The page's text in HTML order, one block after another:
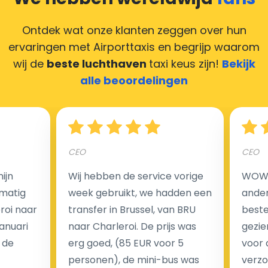
maken door uw feedback achter te laten en wij
zorgen ervoor dat uw chauffeur deze krijgt.
Hoeveel kost een luchthaven taxi transfer in
Een van de meest aantrekkelijke voordelen van
luchthaventaxi's is een vast tarief voor uw rit. In
tegenstelling tot traditionele taxi's met taxameter
brengen wij u geen extra kosten in rekening voor de
nachtrit.
We hebben geen ophaaltarief of extra kosten voor
wachttijd als uw vlucht vertraging heeft.
Ontdek wat onze klanten zeggen over hun
ervaringen met Airporttaxis en begrijp waarom
wij de beste luchthaven taxi keus zijn! Bekijk
alle beoordelingen
naar
CEO
Wij hebben de service vorige
week gebruikt, we hadden een
transfer in Brussel, van BRU
naar Charleroi. De prijs was
erg goed, (85 EUR voor 5
personen), de mini-bus was
CEO
voor